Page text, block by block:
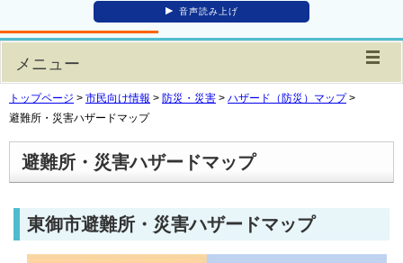
音声読み上げ
メニュー
トップページ > 市民向け情報 > 防災・災害 > ハザード（防災）マップ >
避難所・災害ハザードマップ
避難所・災害ハザードマップ
東御市避難所・災害ハザードマップ